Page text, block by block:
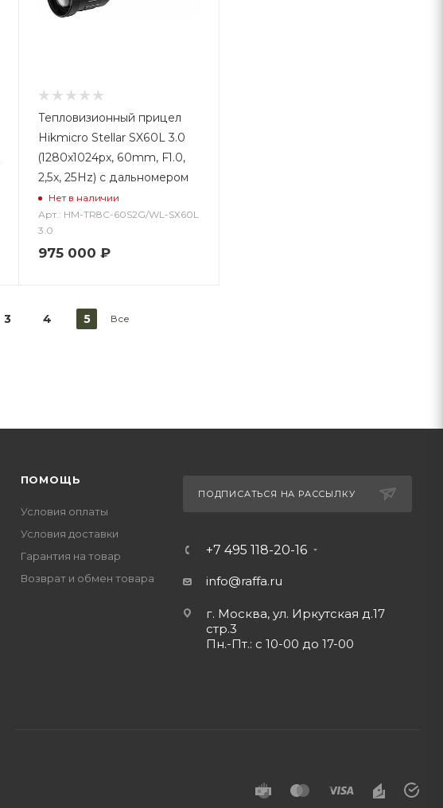
Тепловизионный прицел
Hikmicro Stellar SX60L 3.0
(1280x1024px, 60mm, F1.0,
2,5x, 25Hz) с дальномером
Нет в наличии
Арт.: HM-TR8C-60S2G/WL-SX60L
3.0
975 000 ₽
3 4 5 Все
ПОМОЩЬ
Условия оплаты
Условия доставки
Гарантия на товар
Возврат и обмен товара
ПОДПИСАТЬСЯ НА РАССЫЛКУ
+7 495 118-20-16
info@raffa.ru
г. Москва, ул. Иркутская д.17
стр.3
Пн.-Пт.: с 10-00 до 17-00